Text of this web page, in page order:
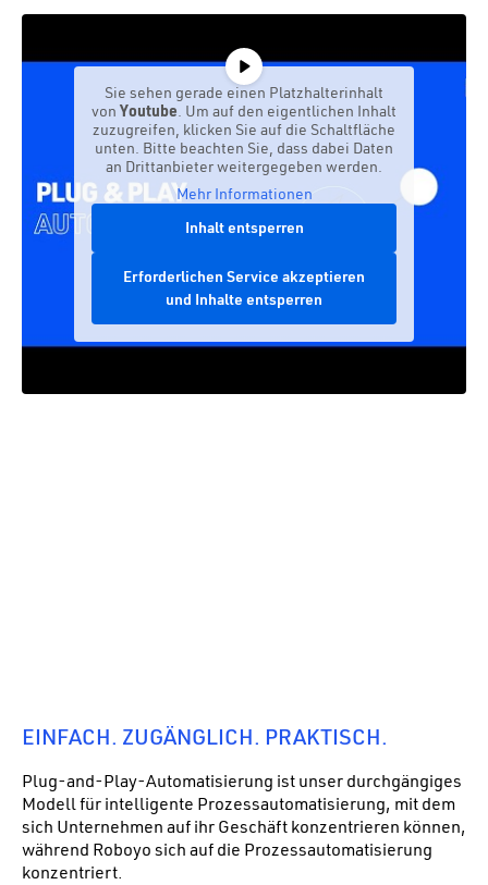
Sie sehen gerade einen Platzhalterinhalt
von Youtube. Um auf den eigentlichen Inhalt
zuzugreifen, klicken Sie auf die Schaltfläche
unten. Bitte beachten Sie, dass dabei Daten
an Drittanbieter weitergegeben werden.
Mehr Informationen
Inhalt entsperren
Erforderlichen Service akzeptieren
und Inhalte entsperren
EINFACH. ZUGÄNGLICH. PRAKTISCH.
Plug-and-Play-Automatisierung ist unser durchgängiges
Modell für intelligente Prozessautomatisierung, mit dem
sich Unternehmen auf ihr Geschäft konzentrieren können,
während Roboyo sich auf die Prozessautomatisierung
konzentriert.